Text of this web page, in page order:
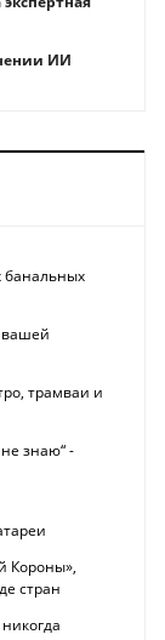
ИИ
банальных
вашей
трамваи и
знаю“ -
Короны»,
стран